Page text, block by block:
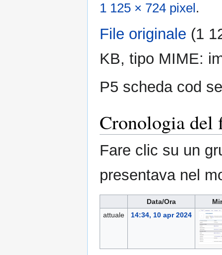
1 125 × 724 pixel.
File originale (1
KB, tipo MIME:
P5 scheda cod
Cronologia del
Fare clic su un
presentava nel
Data/Ora
attuale
14:34, 10 apr 2024